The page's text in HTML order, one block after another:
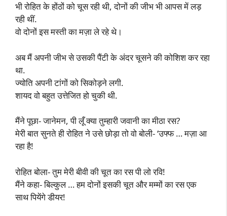
भी रोहित के होंठों को चूस रही थी, दोनों की जीभ भी आपस में लड़
रही थीं.
वो दोनों इस मस्ती का मज़ा ले रहे थे।
अब मैं अपनी जीभ से उसकी पैंटी के अंदर चूसने की कोशिश कर रहा
था.
ज्योति अपनी टांगों को सिकोड़ने लगी.
शायद वो बहुत उत्तेजित हो चुकी थी.
मैंने पूछा- जानेमन, पी लूँ क्या तुम्हारी जवानी का मीठा रस?
मेरी बात सुनते ही रोहित ने उसे छोड़ा तो वो बोली- ‘उफ्फ … मज़ा आ
रहा है!
रोहित बोला- तुम मेरी बीवी की चूत का रस पी लो रवि!
मैंने कहा- बिल्कुल … हम दोनों इसकी चूत और मम्मों का रस एक
साथ पियेंगे डीयर!